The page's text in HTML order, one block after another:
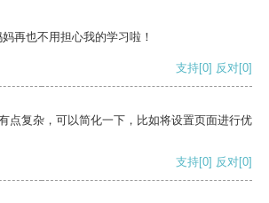
再也不用担心我的学习啦！
支持[0] 反对[0]
点复杂，可以简化一下，比如将设置页面进行优
支持[0] 反对[0]